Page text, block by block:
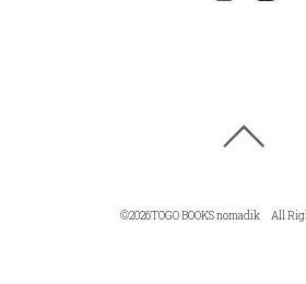
©2026TOGO BOOKS nomadik All